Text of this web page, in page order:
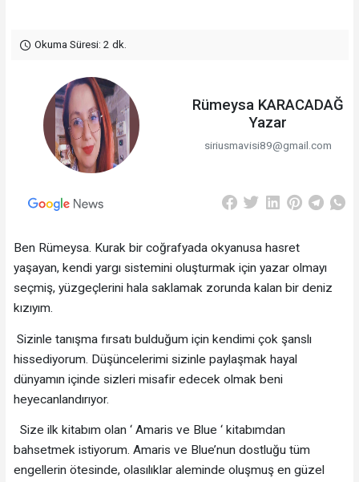
Okuma Süresi: 2 dk.
Rümeysa KARACADAĞ
Yazar
siriusmavisi89@gmail.com
Ben Rümeysa. Kurak bir coğrafyada okyanusa hasret
yaşayan, kendi yargı sistemini oluşturmak için yazar olmayı
seçmiş, yüzgeçlerini hala saklamak zorunda kalan bir deniz
kızıyım.
Sizinle tanışma fırsatı bulduğum için kendimi çok şanslı
hissediyorum. Düşüncelerimi sizinle paylaşmak hayal
dünyamın içinde sizleri misafir edecek olmak beni
heyecanlandırıyor.
Size ilk kitabım olan ‘ Amaris ve Blue ‘ kitabımdan
bahsetmek istiyorum. Amaris ve Blue’nun dostluğu tüm
engellerin ötesinde, olasılıklar aleminde oluşmuş en güzel